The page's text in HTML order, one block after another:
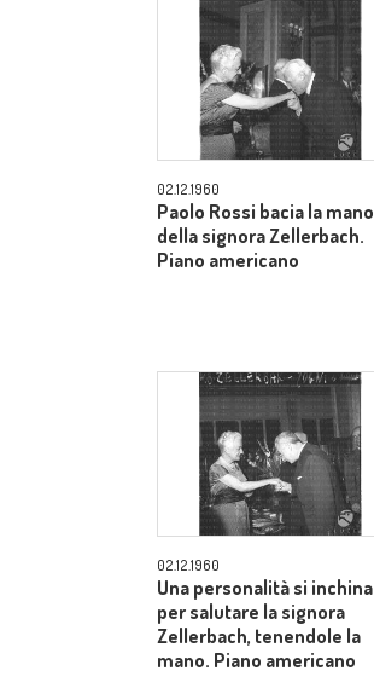
02.12.1960
Paolo Rossi bacia la mano
della signora Zellerbach.
Piano americano
02.12.1960
Una personalità si inchina
per salutare la signora
Zellerbach, tenendole la
mano. Piano americano